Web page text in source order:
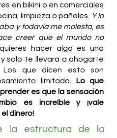
en bikini o en comerciales
limpieza o pañales.
Y lo
y todavía me molesta, es
creer que el mundo no
hacer algo es una
solo te llevará a ahogarte
Los que dicen esto son
limitado. Lo que
es que la sensación
es increíble y ¡vale
dinero!
la estructura de la